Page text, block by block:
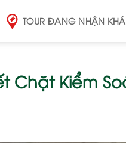
TOUR ĐANG NHẬN
Chặt Kiểm